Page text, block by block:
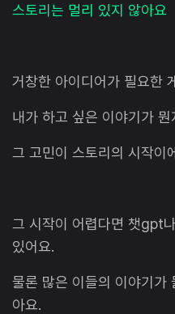
스토리는 멀리 있지 않아요
거창한 아이디어가 필요한
내가 하고 싶은 이야기가
그 고민이 스토리의 시작이
그 시작이 어렵다면 챗gpt
있어요.
물론 많은 이들의 이야기가
아요.